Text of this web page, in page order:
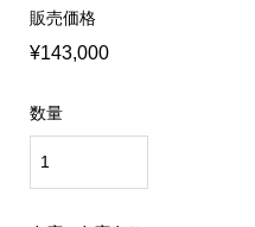
販売価格
¥143,000
数量